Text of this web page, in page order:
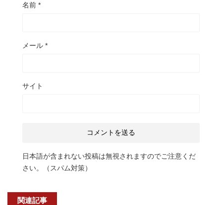
名前 *
メール *
サイト
日本語が含まれない投稿は無視されますのでご注意くだ
さい。（スパム対策）
関連記事